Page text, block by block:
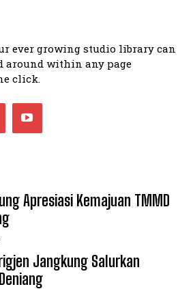
ever growing studio library can
around within any page
click.
Apresiasi Kemajuan TMMD
Jangkung Salurkan